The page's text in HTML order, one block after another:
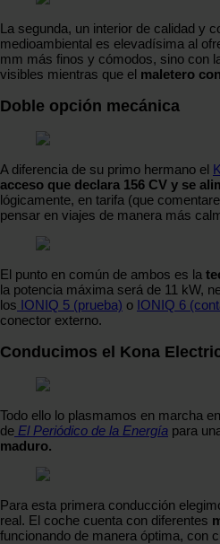
La segunda, un interior de calidad y
medioambiental es elevadísima al
mm más finos y cómodos, sino con
visibles mientras que el maletero
Doble opción mecánica
A diferencia de su primo hermano el
acceso que declara 156 CV y se
lógicamente, en tarifa (que
pensar en viajes de manera más
El punto en común de ambos es la
la potencia máxima será de 11 kW,
los IONIQ 5 (prueba) o IONIQ 6
conector externo.
Conducimos el Kona
Todo ello lo plasmamos en marcha
de El Periódico de la Energía para
maduro.
Para esta primera conducción
real. El coche cuenta con diferentes
funcionando de manera óptima, con